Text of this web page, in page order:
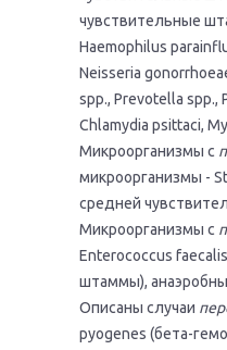
чувствительные
Haemophilus
Neisseria
spp., Prevotella spp.,
Chlamydia psittaci,
Микроорганизмы с
микроорганизмы -
средней
Микроорганизмы с
Enterococcus
штаммы),
Описаны случаи
pyogenes (бета-